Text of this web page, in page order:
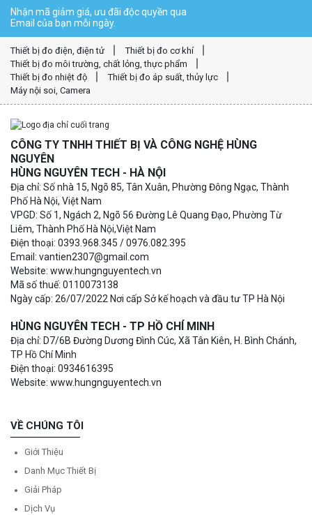
Nhận mã giảm giá, ưu đãi độc quyền qua
Email của bạn mỗi ngày.
Thiết bị đo điện, điện tử
Thiết bị đo cơ khí
Thiết bị đo môi trường, chất lỏng, thực phẩm
Thiết bị đo nhiệt độ
Thiết bị đo áp suất, thủy lực
Máy nội soi, Camera
CÔNG TY TNHH THIẾT BỊ VÀ CÔNG NGHỆ HÙNG
NGUYÊN
HÙNG NGUYÊN TECH - HÀ NỘI
Địa chỉ: Số nhà 15, Ngõ 85, Tân Xuân, Phường Đông Ngạc, Thành
Phố Hà Nội, Việt Nam
VPGD: Số 1, Ngách 2, Ngõ 56 Đường Lê Quang Đạo, Phường Từ
Liêm, Thành Phố Hà Nội,Việt Nam
Điện thoại: 0393.968.345 / 0976.082.395
Email: vantien2307@gmail.com
Website: www.hungnguyentech.vn
Mã số thuế: 0110073138
Ngày cấp: 26/07/2022 Nơi cấp Sở kế hoạch và đầu tư TP Hà Nội
HÙNG NGUYÊN TECH - TP HỒ CHÍ MINH
Địa chỉ: D7/6B Đường Dương Đình Cúc, Xã Tân Kiên, H. Bình Chánh,
TP Hồ Chí Minh
Điện thoại: 0934616395
Website: www.hungnguyentech.vn
VỀ CHÚNG TÔI
Giới Thiệu
Danh Mục Thiết Bị
Giải Pháp
Dịch Vụ